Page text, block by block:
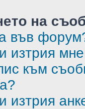
на
във
изтрия
към
изтрия